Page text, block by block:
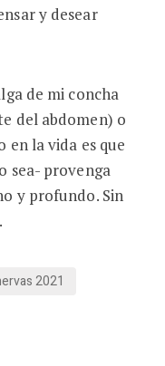
y desear
de mi concha
del abdomen) o
en la vida es que
sea- provenga
y profundo. Sin
2021